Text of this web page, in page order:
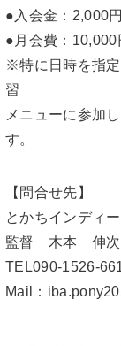
●入会金：2,000円
●月会費：
※特に日時を指
習
メニューに参加
す。
【問合せ先】
とかちインディ
監督 木本 伸次
TEL090-1526-
Mail：